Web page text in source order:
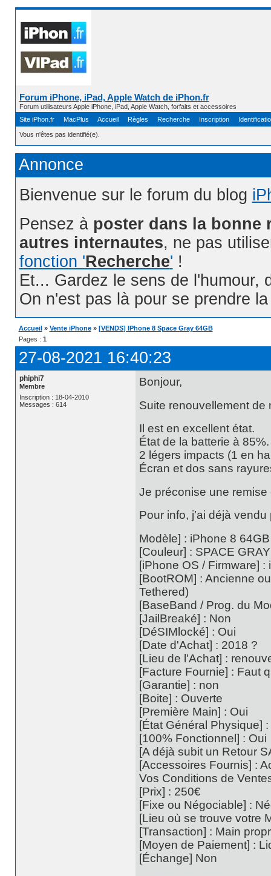
Forum iPhone, iPad, Apple Watch de iPhon.fr
Forum utilisateurs Apple iPhone, iPad, Apple Watch, forfaits et accessoires
Site iPhon.fr
MacPlus Accueil Règles Recherche Inscription
Vous n'êtes pas identifié(e).
Annonce
Bienvenue sur le forum du blog
Pensez à poster dans la bonne
autres internautes, ne pas
fonction 'Recherche' !
Et... Gardez le sens de l'humour,
On n'est pas là pour se prendre
Accueil » Vente iPhone » [VENDS] IPhone 8 Space Gray 64GB
Pages : 1
27-08-2021 16:40:23
phiphi7
Membre
Inscription : 18-04-2010
Messages : 614
Bonjour,
Suite renouvellement de
Il est en excellent état.
État de la batterie à 85%.
2 légers impacts (1 en
Écran et dos sans
Je préconise une remise
Pour info, j’ai déjà
Modèle] : iPhone 8 64GB
[Couleur] : SPACE GRAY
[iPhone OS / Firmware] :
[BootROM] : Ancienne
Tethered)
[BaseBand / Prog. du
[JailBreaké] : Non
[DéSIMlocké] : Oui
[Date d'Achat] : 2018 ?
[Lieu de l'Achat] :
[Facture Fournie] : Faut
[Garantie] : non
[Boite] : Ouverte
[Première Main] : Oui
[État Général Physique]
[100% Fonctionnel] : Oui
[A déjà subit un Retour
[Accessoires Fournis] :
Vos Conditions de
[Prix] : 250€
[Fixe ou Négociable] :
[Lieu où se trouve votre
[Transaction] : Main
[Moyen de Paiement] :
[Échange] Non